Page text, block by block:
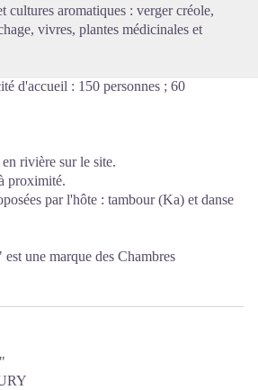
cultures aromatiques : verger créole,
vivres, plantes médicinales et
d'accueil : 150 personnes ; 60
rivière sur le site.
proximité.
par l'hôte : tambour (Ka) et danse
une marque des Chambres